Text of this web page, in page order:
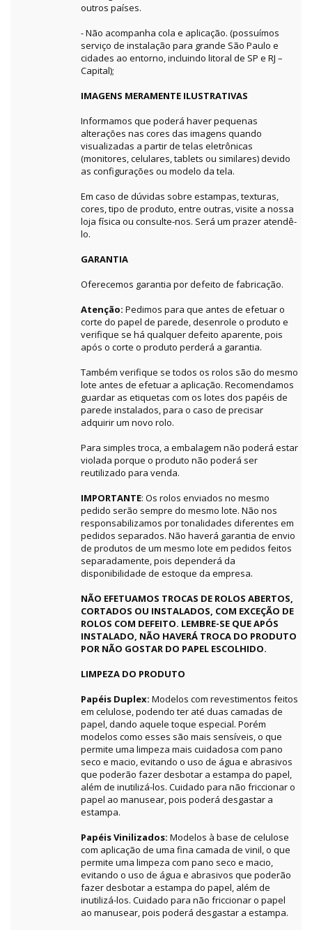
outros países.
- Não acompanha cola e aplicação. (possuímos
serviço de instalação para grande São Paulo e
cidades ao entorno, incluindo litoral de SP e RJ –
Capital);
IMAGENS MERAMENTE ILUSTRATIVAS
Informamos que poderá haver pequenas
alterações nas cores das imagens quando
visualizadas a partir de telas eletrônicas
(monitores, celulares, tablets ou similares) devido
as configurações ou modelo da tela.
Em caso de dúvidas sobre estampas, texturas,
cores, tipo de produto, entre outras, visite a nossa
loja física ou consulte-nos. Será um prazer atendê-
lo.
GARANTIA
Oferecemos garantia por defeito de fabricação.
Atenção: Pedimos para que antes de efetuar o
corte do papel de parede, desenrole o produto e
verifique se há qualquer defeito aparente, pois
após o corte o produto perderá a garantia.
Também verifique se todos os rolos são do mesmo
lote antes de efetuar a aplicação. Recomendamos
guardar as etiquetas com os lotes dos papéis de
parede instalados, para o caso de precisar
adquirir um novo rolo.
Para simples troca, a embalagem não poderá estar
violada porque o produto não poderá ser
reutilizado para venda.
IMPORTANTE: Os rolos enviados no mesmo
pedido serão sempre do mesmo lote. Não nos
responsabilizamos por tonalidades diferentes em
pedidos separados. Não haverá garantia de envio
de produtos de um mesmo lote em pedidos feitos
separadamente, pois dependerá da
disponibilidade de estoque da empresa.
NÃO EFETUAMOS TROCAS DE ROLOS ABERTOS,
CORTADOS OU INSTALADOS, COM EXCEÇÃO DE
ROLOS COM DEFEITO. LEMBRE-SE QUE APÓS
INSTALADO, NÃO HAVERÁ TROCA DO PRODUTO
POR NÃO GOSTAR DO PAPEL ESCOLHIDO.
LIMPEZA DO PRODUTO
Papéis Duplex: Modelos com revestimentos feitos
em celulose, podendo ter até duas camadas de
papel, dando aquele toque especial. Porém
modelos como esses são mais sensíveis, o que
permite uma limpeza mais cuidadosa com pano
seco e macio, evitando o uso de água e abrasivos
que poderão fazer desbotar a estampa do papel,
além de inutilizá-los. Cuidado para não friccionar o
papel ao manusear, pois poderá desgastar a
estampa.
Papéis Vinilizados: Modelos à base de celulose
com aplicação de uma fina camada de vinil, o que
permite uma limpeza com pano seco e macio,
evitando o uso de água e abrasivos que poderão
fazer desbotar a estampa do papel, além de
inutilizá-los. Cuidado para não friccionar o papel
ao manusear, pois poderá desgastar a estampa.